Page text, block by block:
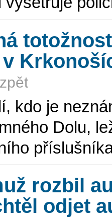
zpět
kdo je
Dolu,
rozbil
odjet